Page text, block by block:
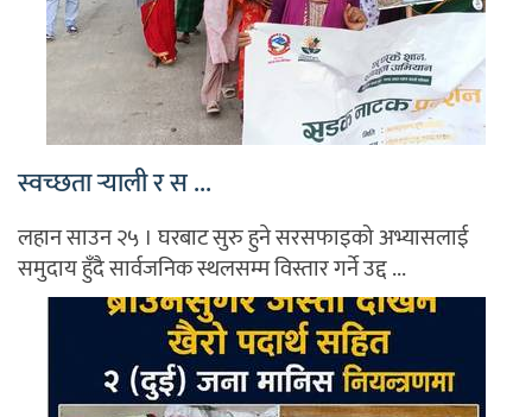
स्वच्छता र्‍याली र स ...
लहान साउन २५ । घरबाट सुरु हुने सरसफाइको अभ्यासलाई
समुदाय हुँदै सार्वजनिक स्थलसम्म विस्तार गर्ने उद्द ...